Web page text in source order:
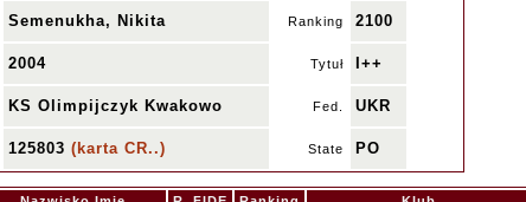
Semenukha, Nikita Ranking 2100
2004 Tytuł I++
KS Olimpijczyk Kwakowo Fed. UKR
125803 (karta CR..) State PO